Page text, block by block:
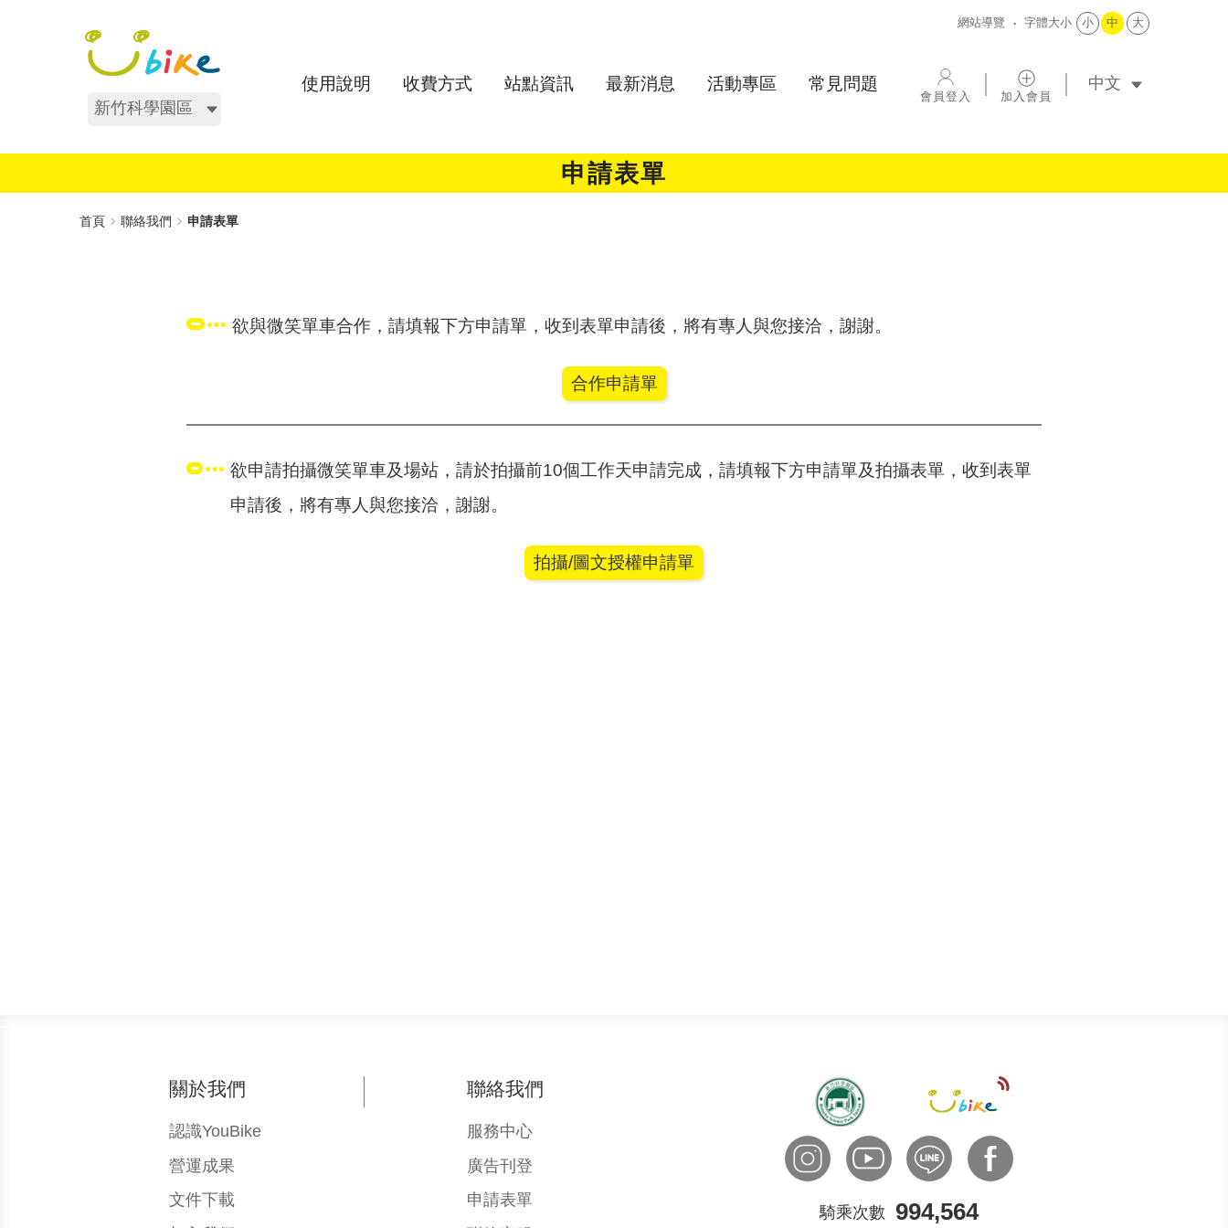
不分區
網站導覽 字體大小 小 中 大
使用說明 收費方式 站點資訊 最新消息 活動專區 常見問題 會員登入 加入會員
申請表單
首頁 聯絡我們 申請表單
欲與微笑單車合作，請填報下方申請單，收到表單申請後，將有專人與您接洽，謝謝。
合作申請單
欲申請拍攝微笑單車及場站，請於拍攝前10個工作天申請完成，請填報下方申請單及拍攝表單，收到表單
申請後，將有專人與您接洽，謝謝。
拍攝/圖文授權申請單
關於我們
認識YouBike
營運成果
文件下載
聯絡我們
服務中心
廣告刊登
申請表單
騎乘次數 994,564